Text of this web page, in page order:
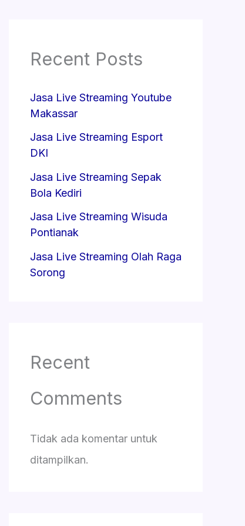
Recent Posts
Jasa Live Streaming Youtube
Makassar
Jasa Live Streaming Esport
DKI
Jasa Live Streaming Sepak
Bola Kediri
Jasa Live Streaming Wisuda
Pontianak
Jasa Live Streaming Olah Raga
Sorong
Recent
Comments
Tidak ada komentar untuk
ditampilkan.